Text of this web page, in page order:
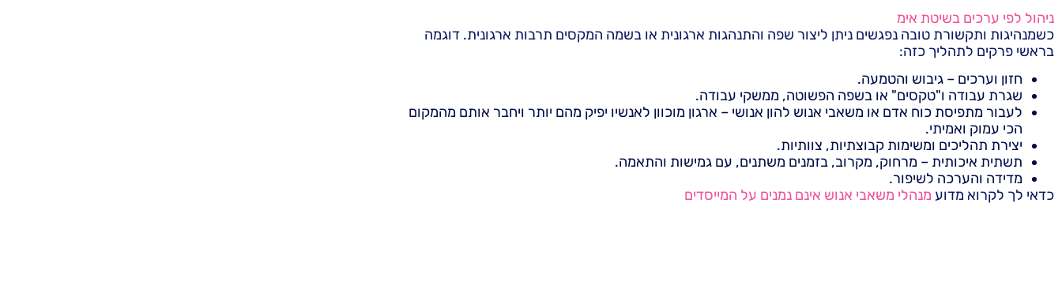
ניהול לפי ערכים בשיטת אימ
כשמנהיגות ותקשורת טובה נפגשים ניתן ליצור שפה והתנהגות ארגונית או בשמה המקסים תרבות ארגונית. דוגמה
בראשי פרקים לתהליך כזה:
חזון וערכים – גיבוש והטמעה.
שגרת עבודה ו"טקסים" או בשפה הפשוטה, ממשקי עבודה.
לעבור מתפיסת כוח אדם או משאבי אנוש להון אנושי – ארגון מוכוון לאנשיו יפיק מהם יותר ויחבר אותם מהמקום
הכי עמוק ואמיתי.
יצירת תהליכים ומשימות קבוצתיות, צוותיות.
תשתית איכותית – מרחוק, מקרוב, בזמנים משתנים, עם גמישות והתאמה.
מדידה והערכה לשיפור.
כדאי לך לקרוא מדוע מנהלי משאבי אנוש אינם נמנים על המייסדים